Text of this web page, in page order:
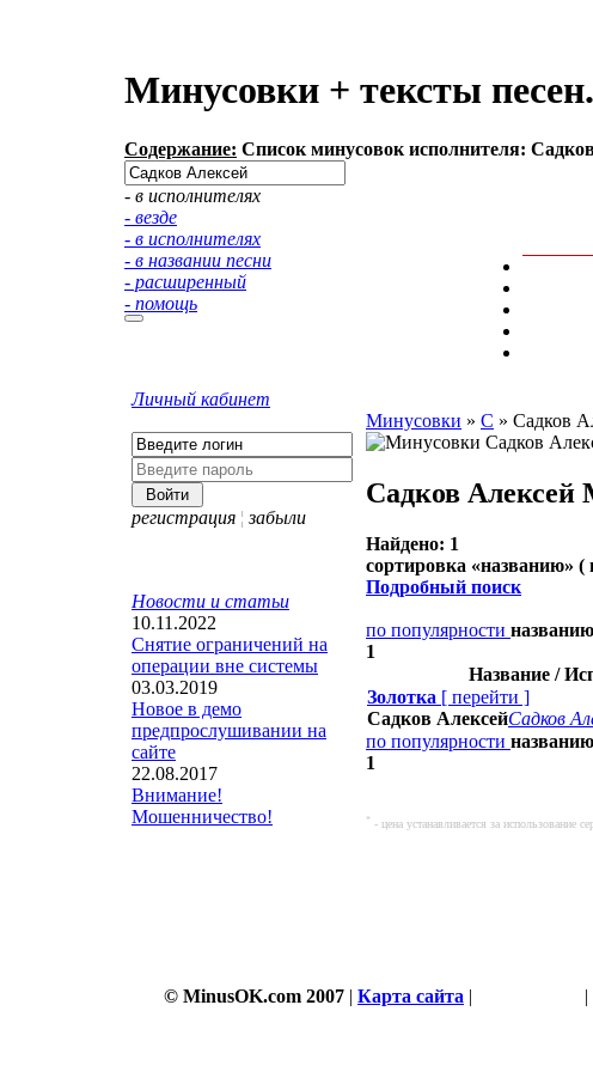
Минусовки + тексты
Содержание: Список минусовок исполнителя:
- в исполнителях
- везде
- в исполнителях
- в названии песни
- расширенный
- помощь
Личный кабинет
регистрация ¦ забыли
Новости и статьи
10.11.2022
Снятие ограничений на
операции вне системы
03.03.2019
Новое в демо
предпрослушивании на
сайте
22.08.2017
Внимание!
Мошенничество!
Минусовки » С » Садков
Садков Алексей
Найдено: 1
сортировка «названию» (
Подробный поиск
по популярности названию
1
Название /
Золотка [ перейти ]
Садков АлексейСадков
по популярности названию
1
* - цена устанавливается за
© MinusOK.com 2007 | Карта сайта | |